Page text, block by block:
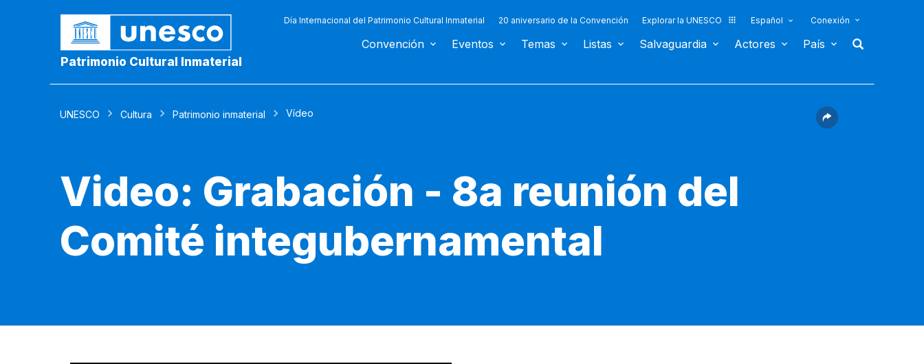
Patrimonio Cultural Inmaterial
Día Internacional del Patrimonio Cultural Inmaterial 20 aniversario de la Convención Explorar la UNESCO Español Conexión
Convención Eventos Temas Listas Salvaguardia Actores País
UNESCO Cultura Patrimonio inmaterial Vídeo
Video: Grabación - 8a reunión del
Comité integubernamental